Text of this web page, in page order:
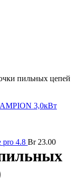
пильных цепей
3,0кВт
pro 4.8 Br23.00